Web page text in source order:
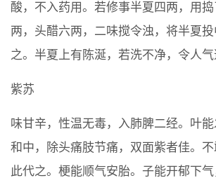
酸，不入药用。若修事半夏四两，用
两，头醋六两，二味搅令浊，将半夏
之。半夏上有陈涎，若洗不净，令人气
紫苏
味甘辛，性温无毒，入肺脾二经。叶
和中，除头痛肢节痛，双面紫者佳。
此代之。梗能顺气安胎。子能开郁下气